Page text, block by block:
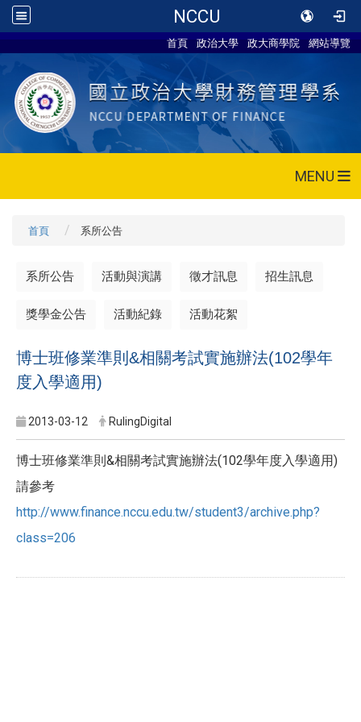
NCCU
首頁 政治大學 政大商學院 網站導覽
MENU
首頁 系所公告
系所公告 活動與演講 徵才訊息 招生訊息
獎學金公告 活動紀錄 活動花絮
博士班修業準則&相關考試實施辦法(102學年
度入學適用)
2013-03-12 RulingDigital
博士班修業準則&相關考試實施辦法(102學年度入學適用)
請參考
http://www.finance.nccu.edu.tw/student3/archive.php?
class=206